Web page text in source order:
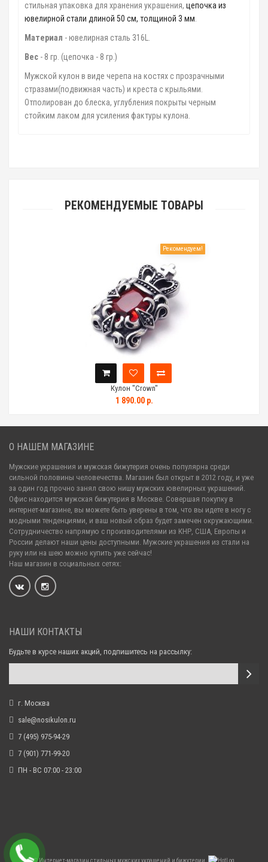
стильная упаковка для хранения украшения, цепочка из
ювелирной стали длиной 50 см, толщиной 3 мм
Материал - ювелирная сталь 316L.
Вес - 8 гр. (цепочка - 8 гр.)
Мужской кулон в виде черепа на костях с прозрачными
стразами(подвижная часть) и креста с крыльями.
Отполирован до блеска, углубления покрыты черным
стойким лаком для усиления фактуры кулона.
РЕКОМЕНДУЕМЫЕ ТОВАРЫ
Рекомендуем!
Кулон "Crown"
1 890.00 р.
О НАШЕМ МАГАЗИНЕ
Мужские украшения и мужская бижутерия очень популярна среди
сильной половины человечества. Магазин был открыт в 2012 году, и уже
за один год прочно занял свою нишу мужских ювелирных украшений.
Офис находится мужская бижутерия в Москве. Совершая покупку в
интернет-магазине, вы можете быть уверены в том, что вы идете в ногу с
модными тенденциями, и ваш новый образ будет замечен окружающими.
Сотрудничество напрямую с производителями из КНР, США, Европы и
России делают наши цены доступными. Мужские украшения из стали на
руку или на шею можно купить уже сейчас!
Наш магазин в социальных сетях:
НАШИ КОНТАКТЫ
Будьте в курсе наших акций, подпишитесь на рассылку:
г. Москва
sale@nosikulon.ru
7 (495) 975-94-29
7 (901) 771-99-20
ПН - ВС 07:00 - 23:00
©Интернет-магазин стильных мужских украшений и бижутерии